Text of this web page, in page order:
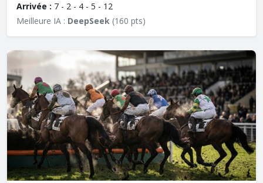
Arrivée : 7 - 2 - 4 - 5 - 12
Meilleure IA : DeepSeek (160 pts)